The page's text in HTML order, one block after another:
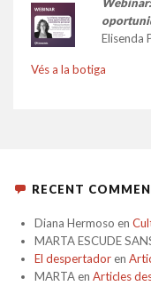
Elisenda
Vés a la botiga
RECENT
Diana Hermoso en
MARTA ESCUDE
El despertadoren
MARTAen Articles